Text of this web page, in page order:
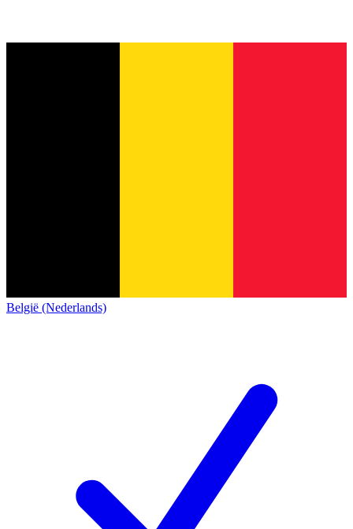
België (Nederlands)